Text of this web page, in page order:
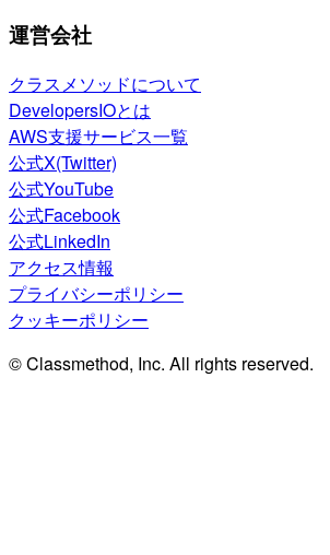
運営会社
クラスメソッドについて
DevelopersIOとは
AWS支援サービス一覧
公式X(Twitter)
公式YouTube
公式Facebook
公式LinkedIn
アクセス情報
プライバシーポリシー
クッキーポリシー
© Classmethod, Inc. All rights reserved.